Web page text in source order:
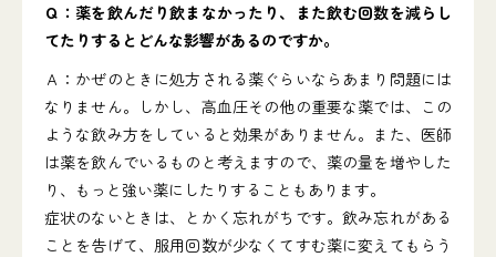
Ｑ：薬を飲んだり飲まなかったり、また飲む回数を減らし
てたりするとどんな影響があるのですか。
Ａ：かぜのときに処方される薬ぐらいならあまり問題には
なりません。しかし、高血圧その他の重要な薬では、この
ような飲み方をしていると効果がありません。また、医師
は薬を飲んでいるものと考えますので、薬の量を増やした
り、もっと強い薬にしたりすることもあります。
症状のないときは、とかく忘れがちです。飲み忘れがある
ことを告げて、服用回数が少なくてすむ薬に変えてもらう